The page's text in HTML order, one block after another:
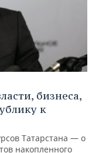
бизнеса,
к
Татарстана — о
накопленного